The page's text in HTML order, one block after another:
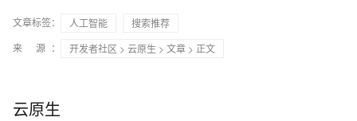
文章标签： 人工智能
搜索推荐
来 源：
开发者社区 > 云原生 > 文章 > 正文
云原生